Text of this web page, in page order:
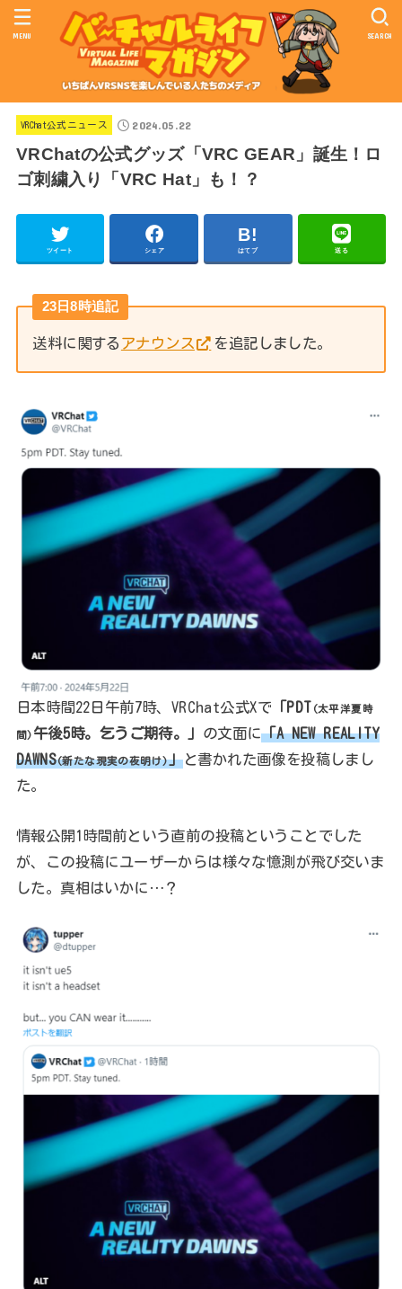
SEARCH
MENU
VRChat公式ニュース 2024.05.22
VRChatの公式グッズ「VRC GEAR」誕生！ロ
ゴ刺繍入り「VRC Hat」も！？
ツイート シェア はてブ 送る
23日8時追記
送料に関する アナウンス を追記しました。
日本時間22日午前7時、VRChat公式Xで 「PDT (太平洋夏時
間) 午後5時。乞うご期待。」 の文面に「A NEW REALITY
DAWNS(新たな現実の夜明け)」と書かれた画像を投稿しまし
た。
情報公開1時間前という直前の投稿ということでした
が、この投稿にユーザーからは様々な憶測が飛び交いま
した。真相はいかに…？